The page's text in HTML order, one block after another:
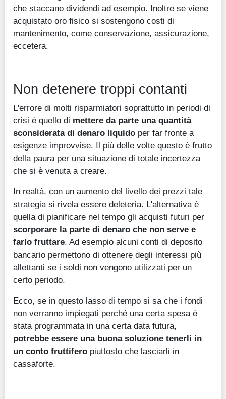
che staccano dividendi ad esempio. Inoltre se viene
acquistato oro fisico si sostengono costi di
mantenimento, come conservazione, assicurazione,
eccetera.
Non detenere troppi contanti
L'errore di molti risparmiatori soprattutto in periodi di
crisi è quello di mettere da parte una quantità
sconsiderata di denaro liquido per far fronte a
esigenze improvvise. Il più delle volte questo è frutto
della paura per una situazione di totale incertezza
che si è venuta a creare.
In realtà, con un aumento del livello dei prezzi tale
strategia si rivela essere deleteria. L'alternativa è
quella di pianificare nel tempo gli acquisti futuri per
scorporare la parte di denaro che non serve e
farlo fruttare. Ad esempio alcuni conti di deposito
bancario permettono di ottenere degli interessi più
allettanti se i soldi non vengono utilizzati per un
certo periodo.
Ecco, se in questo lasso di tempo si sa che i fondi
non verranno impiegati perché una certa spesa è
stata programmata in una certa data futura,
potrebbe essere una buona soluzione tenerli in
un conto fruttifero piuttosto che lasciarli in
cassaforte.